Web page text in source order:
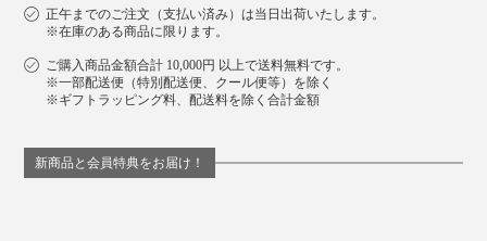
正午までのご注文（支払い済み）は当日出荷いたします。
※在庫のある商品に限ります。
ご購入商品金額合計 10,000円 以上で送料無料です。
※一部配送便（特別配送便、クール便等）を除く
※ギフトラッピング料、配送料を除く合計金額
新商品と会員特典をお届け！